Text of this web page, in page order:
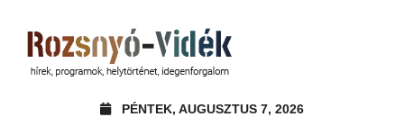
PÉNTEK, AUGUSZTUS 7, 2026